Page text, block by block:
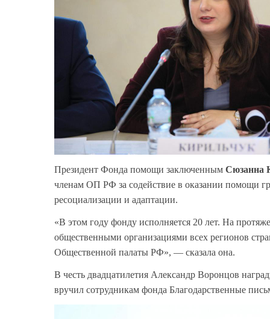
Президент Фонда помощи заключенным Сюзанна
членам ОП РФ за содействие в оказании помощи
ресоциализации и адаптации.
«В этом году фонду исполняется 20 лет. На
общественными организациями всех регионов
Общественной палаты РФ», — сказала она.
В честь двадцатилетия Александр Воронцов
вручил сотрудникам фонда Благодарственные